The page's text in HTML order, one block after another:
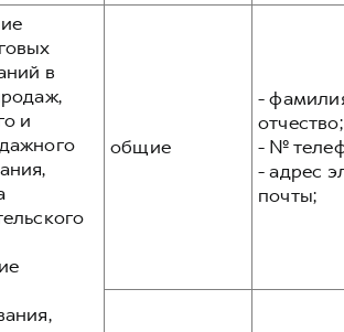
в
и
общие
-
отчество;
- №
- адрес
почты;